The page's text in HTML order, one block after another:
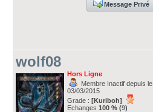
Message Privé
wolf08
Hors Ligne
Membre Inactif depuis le
03/03/2015
Grade : [Kuriboh]
Echanges 100 % (9)